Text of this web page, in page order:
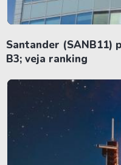
Santander (SANB11)
B3; veja ranking